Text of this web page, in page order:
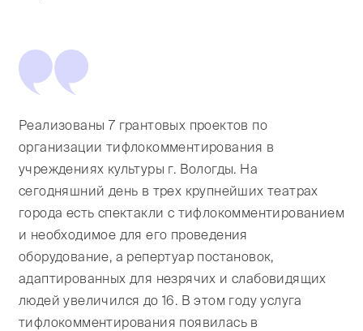
Реализованы 7 грантовых проектов по
организации тифлокомментирования в
учреждениях культуры г. Вологды. На
сегодняшний день в трех крупнейших театрах
города есть спектакли с тифлокомментированием
и необходимое для его проведения
оборудование, а репертуар постановок,
адаптированных для незрячих и слабовидящих
людей увеличился до 16. В этом году услуга
тифлокомментирования появилась в